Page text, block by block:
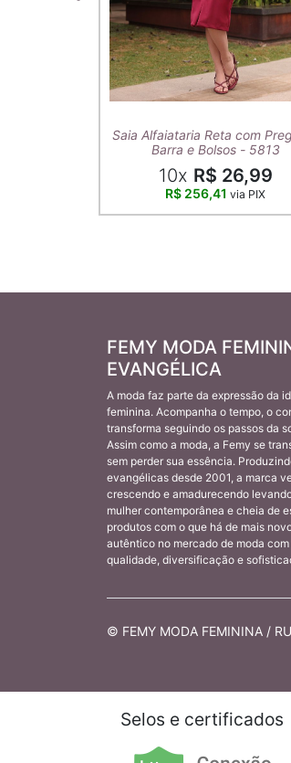
Saia Alfaiataria Reta com
Barra e Bolsos - 5813
10x R$ 26,99
R$ 256,41via PIX
FEMY MODA
EVANGÉLICA
A moda faz parte da expressão da
feminina. Acompanha o tempo, o
transforma seguindo os passos da
Assim como a moda, a Femy se
sem perder sua essência.
evangélicas desde 2001, a marca
crescendo e amadurecendo
mulher contemporânea e cheia de
produtos com o que há de mais
autêntico no mercado de moda com
qualidade, diversificação e
© FEMY MODA FEMININA /
Selos e certificados